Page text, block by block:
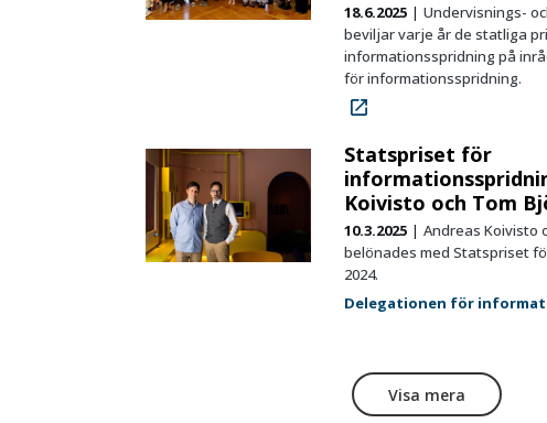
18.6.2025
Undervisnings-
beviljar varje år de statliga
informationsspridning på
för informationsspridning.
Statspriset för
Koivisto och Tom
10.3.2025
Andreas Koivisto
belönades med Statspriset
2024.
Delegationen för
Visa mera